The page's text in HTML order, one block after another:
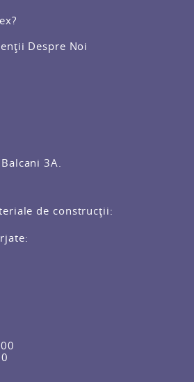
Despre Noi
3A.
de construcții: